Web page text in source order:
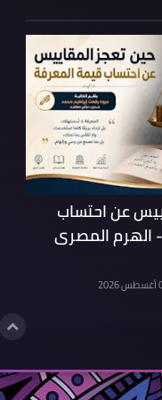
عن احتساب
الهرم المصرى